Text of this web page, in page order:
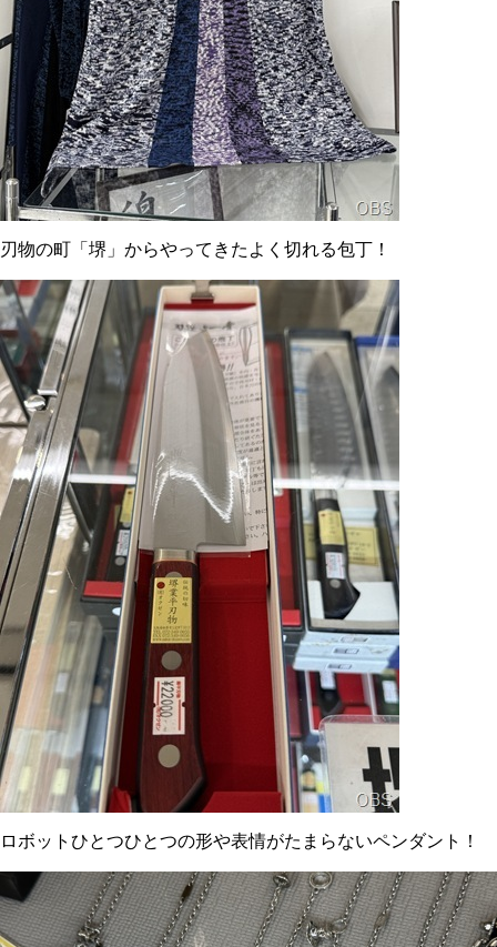
刃物の町「堺」からやってきたよく切れる包丁！
ロボットひとつひとつの形や表情がたまらないペンダント！